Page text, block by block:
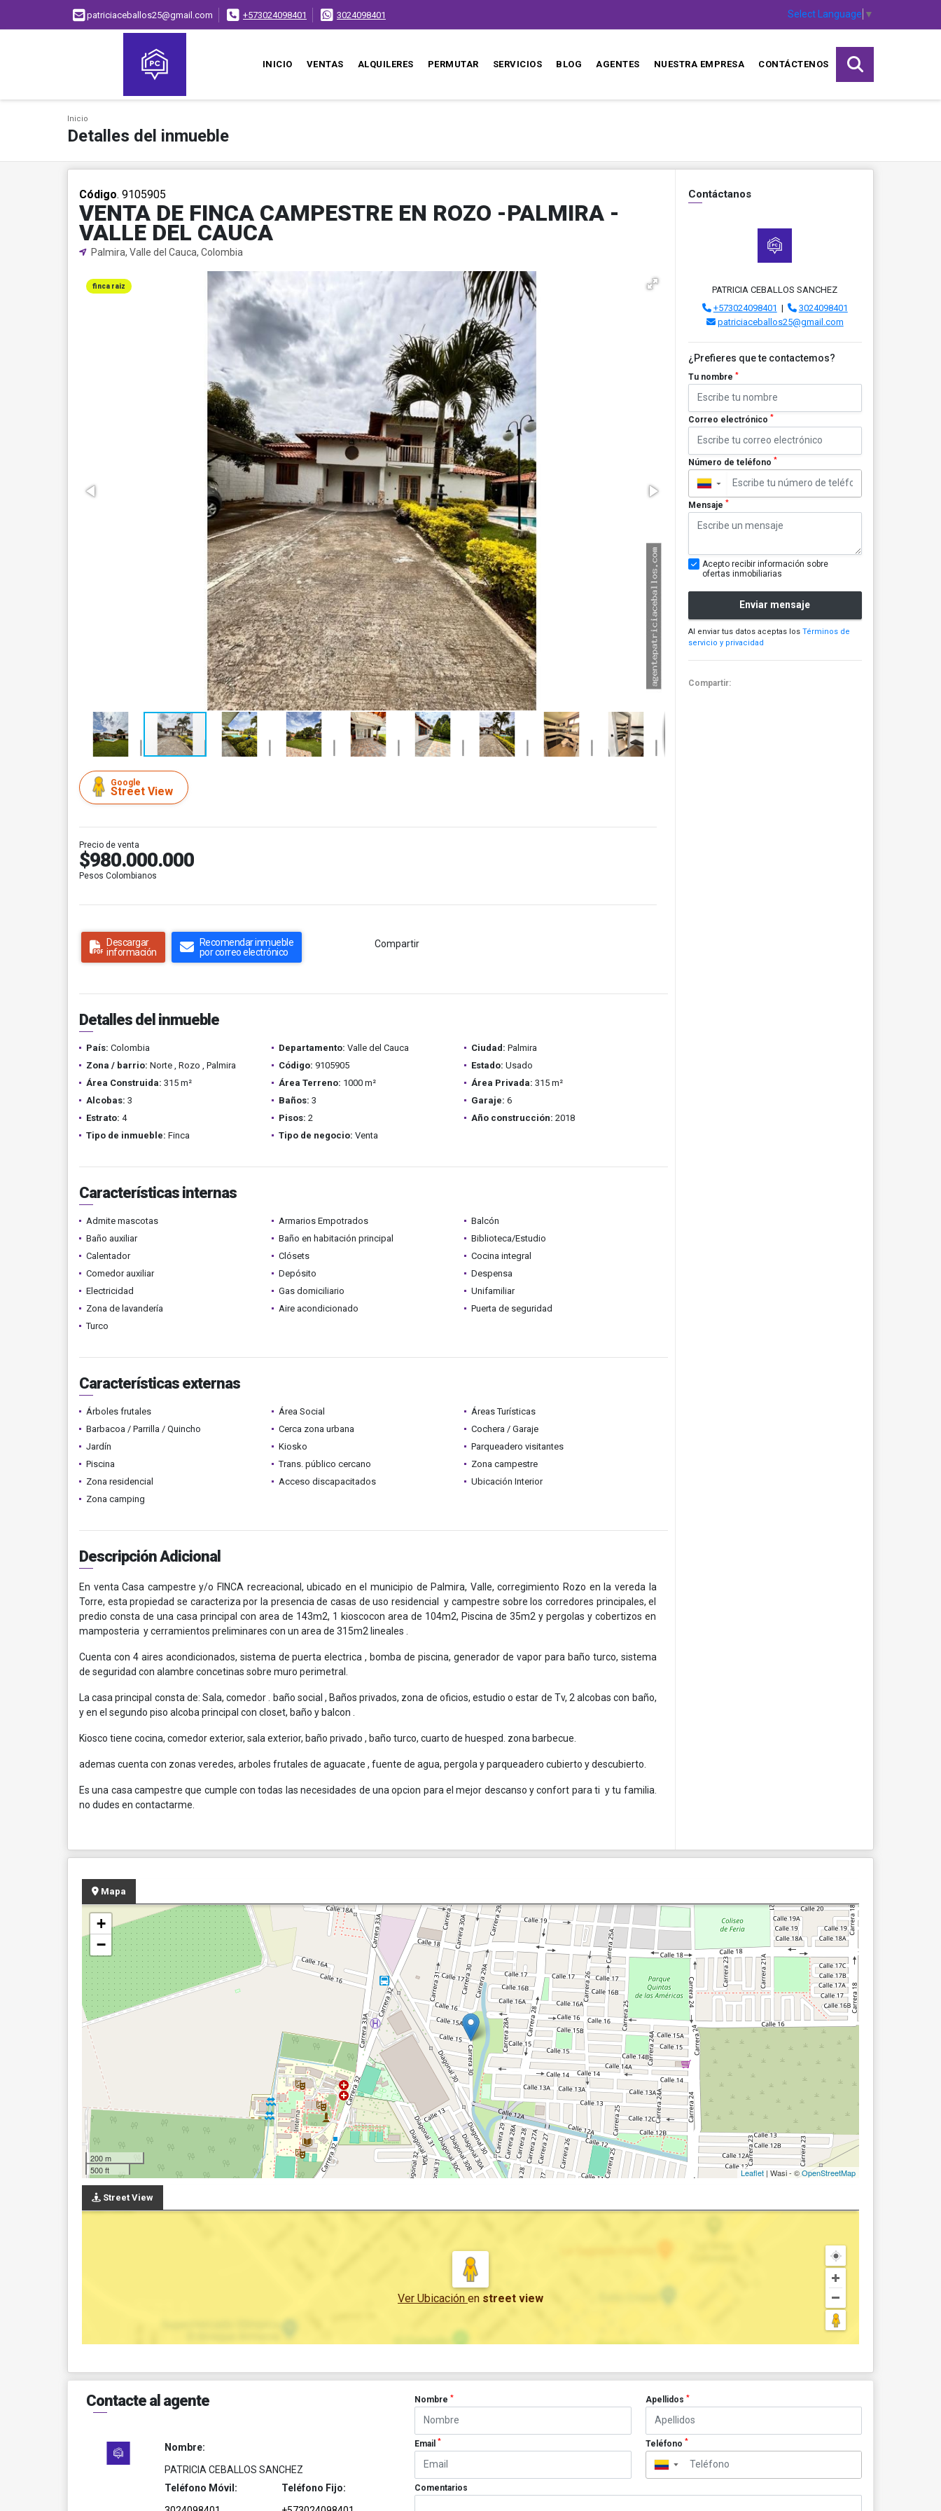
patriciaceballos25@gmail.com +573024098401 3024098401 Select Language ▼
INICIO VENTAS ALQUILERES PERMUTAR SERVICIOS BLOG AGENTES NUESTRA EMPRESA CONTÁCTENOS
Inicio
Detalles del inmueble
Código. 9105905
VENTA DE FINCA CAMPESTRE EN ROZO -PALMIRA -
VALLE DEL CAUCA
Palmira, Valle del Cauca, Colombia
finca raiz
Google
Street View
Precio de venta
$980.000.000
Pesos Colombianos
Descargar
información
Recomendar inmueble
por correo electrónico
Compartir
Detalles del inmueble
País: Colombia Departamento: Valle del Cauca Ciudad: Palmira
Zona / barrio: Norte , Rozo , Palmira Código: 9105905 Estado: Usado
Área Construida: 315 m² Área Terreno: 1000 m² Área Privada: 315 m²
Alcobas: 3 Baños: 3 Garaje: 6
Estrato: 4 Pisos: 2 Año construcción: 2018
Tipo de inmueble: Finca Tipo de negocio: Venta
Características internas
Admite mascotas Armarios Empotrados
Balcón
Baño auxiliar
Baño en habitación principal
Biblioteca/Estudio
Calentador
Clósets
Cocina integral
Comedor auxiliar
Depósito
Despensa
Electricidad
Gas domiciliario
Unifamiliar
Zona de lavandería
Aire acondicionado
Puerta de seguridad
Turco
Características externas
Árboles frutales Área Social
Áreas Turísticas
Barbacoa / Parrilla / Quincho
Cerca zona urbana
Cochera / Garaje
Jardín
Kiosko
Parqueadero visitantes
Piscina
Trans. público cercano
Zona campestre
Zona residencial
Acceso discapacitados
Ubicación Interior
Zona camping
Descripción Adicional
En venta Casa campestre y/o FINCA recreacional, ubicado en el municipio de Palmira, Valle, corregimiento Rozo en la vereda la
Torre, esta propiedad se caracteriza por la presencia de casas de uso residencial y campestre sobre los corredores principales, el
predio consta de una casa principal con area de 143m2, 1 kioscocon area de 104m2, Piscina de 35m2 y pergolas y cobertizos en
mamposteria y cerramientos preliminares con un area de 315m2 lineales .
Cuenta con 4 aires acondicionados, sistema de puerta electrica , bomba de piscina, generador de vapor para baño turco, sistema
de seguridad con alambre concetinas sobre muro perimetral.
La casa principal consta de: Sala, comedor . baño social , Baños privados, zona de oficios, estudio o estar de Tv, 2 alcobas con baño,
y en el segundo piso alcoba principal con closet, baño y balcon .
Kiosco tiene cocina, comedor exterior, sala exterior, baño privado , baño turco, cuarto de huesped. zona barbecue.
ademas cuenta con zonas veredes, arboles frutales de aguacate , fuente de agua, pergola y parqueadero cubierto y descubierto.
Es una casa campestre que cumple con todas las necesidades de una opcion para el mejor descanso y confort para ti y tu familia.
no dudes en contactarme.
Contáctanos
PATRICIA CEBALLOS SANCHEZ
+573024098401 |
3024098401
patriciaceballos25@gmail.com
¿Prefieres que te contactemos?
Tu nombre *
Correo electrónico *
Número de teléfono *
▼
Mensaje *
Acepto recibir información sobre
ofertas inmobiliarias
Enviar mensaje
Al enviar tus datos aceptas los Términos de
servicio y privacidad
Compartir:
Mapa
+
−
200 m
500 ft
Leaflet | Wasi - ©OpenStreetMap
Street View
Ver Ubicación en street view
Contacte al agente
Nombre:
PATRICIA CEBALLOS SANCHEZ
Teléfono Móvil:
Teléfono Fijo:
Nombre* Apellidos *
Email* Teléfono *
▼
Comentarios